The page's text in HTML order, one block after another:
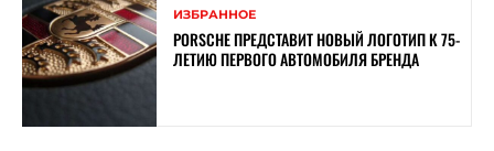
ИЗБРАННОЕ
PORSCHE ПРЕДСТАВИТ НОВЫЙ ЛОГОТИП К 75-
ЛЕТИЮ ПЕРВОГО АВТОМОБИЛЯ БРЕНДА